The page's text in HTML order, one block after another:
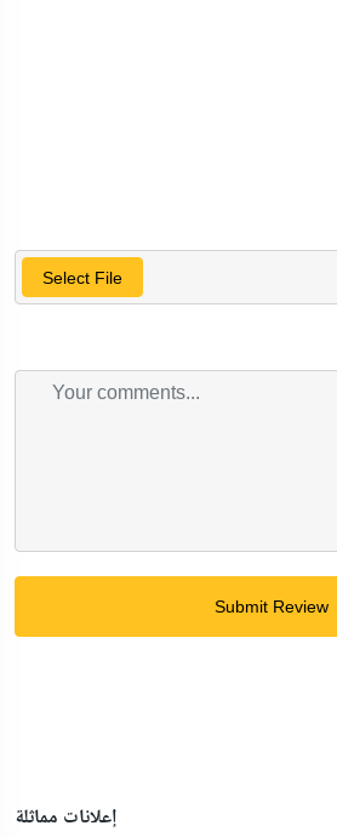
Select File
Submit Review
إعلانات مماثلة